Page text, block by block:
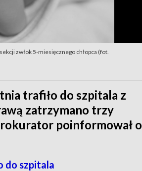
zwłok 5-miesięcznego chłopca (fot.
trafiło do szpitala z
zatrzymano trzy
poinformował o
do szpitala